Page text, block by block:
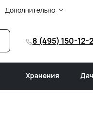
Дополнительно
8 (495) 150-12-
Хранения